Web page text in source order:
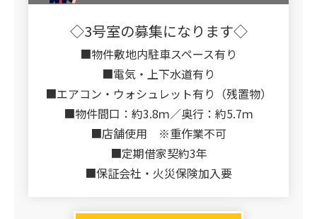
◇3号室の募集になります◇
■物件敷地内駐車スペース有り
■電気・上下水道有り
■エアコン・ウォシュレット有り（残置物）
■物件間口：約3.8ｍ／奥行：約5.7ｍ
■店舗使用 ※重作業不可
■定期借家契約3年
■保証会社・火災保険加入要